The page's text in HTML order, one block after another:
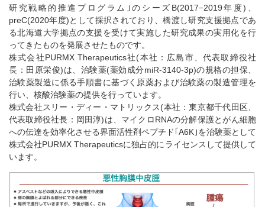
研究戦略的推進プログラム｣のシーズB(2017−2019年度)、
preC(2020年度)として採択されており、橋渡し研究支援拠点であ
る北海道大学拠点の支援を受けて実施した研究成果の実用化を行
ってきたものを発展させたものです。
株式会社PURMX Therapeutics社(本社：広島市、代表取締役社
長：田原栄俊)は、治験薬(薬効成分miR-3140-3p)の規格の担保、
治験薬製造に係る手順書に基づく原薬および治験薬の製造管理を
行い、核酸治験薬の提供を行っています。
株式会社スリー・ディー・マトリックス(本社：東京都千代田区、
代表取締役社長：岡田淳)は、マイクロRNAの分解保護とがん細胞
への伝達を効率化させる界面活性剤ペプチド｢A6K｣を治験薬として
株式会社PURMX Therapeuticsに独占的にライセンスして提供して
います。